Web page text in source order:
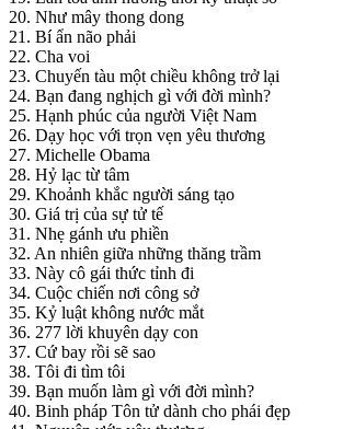
20. Như mây thong dong
21. Bí ẩn não phải
22. Cha voi
23. Chuyến tàu một chiều không trở lại
24. Bạn đang nghịch gì với đời mình?
25. Hạnh phúc của người Việt Nam
26. Dạy học với trọn vẹn yêu thương
27. Michelle Obama
28. Hỷ lạc từ tâm
29. Khoảnh khắc người sáng tạo
30. Giá trị của sự tử tế
31. Nhẹ gánh ưu phiền
32. An nhiên giữa những thăng trầm
33. Này cô gái thức tỉnh đi
34. Cuộc chiến nơi công sở
35. Kỷ luật không nước mắt
36. 277 lời khuyên dạy con
37. Cứ bay rồi sẽ sao
38. Tôi đi tìm tôi
39. Bạn muốn làm gì với đời mình?
40. Binh pháp Tôn tử dành cho phái đẹp